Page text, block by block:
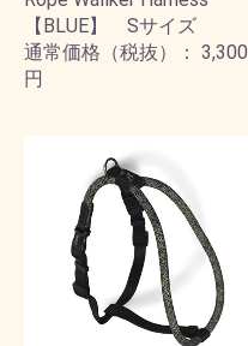
【BLUE】 Sサイズ
通常価格（税抜）： 3,300
円